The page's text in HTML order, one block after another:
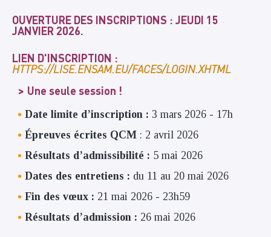
OUVERTURE DES INSCRIPTIONS : JEUDI 15
JANVIER 2026.
LIEN D'INSCRIPTION :
HTTPS://LISE.ENSAM.EU/FACES/LOGIN.XHTML
Une seule session !
Date limite d’inscription : 3 mars 2026 - 17h
Épreuves écrites QCM : 2 avril 2026
Résultats d’admissibilité : 5 mai 2026
Dates des entretiens : du 11 au 20 mai 2026
Fin des vœux : 21 mai 2026 - 23h59
Résultats d’admission : 26 mai 2026